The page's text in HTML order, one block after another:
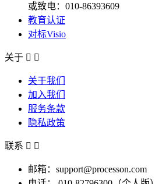
或致电：010-86393609
教育认证
对标Visio
关于  
关于我们
加入我们
服务条款
隐私政策
联系  
邮箱：support@processon.com